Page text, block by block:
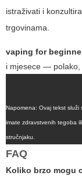
istraživati i
trgovinama.
vaping for
i mjesece — polako,
Napomena: Ovaj tekst služi
imate zdravstvenih tegoba
stručnjaku.
FAQ
Koliko brzo mogu